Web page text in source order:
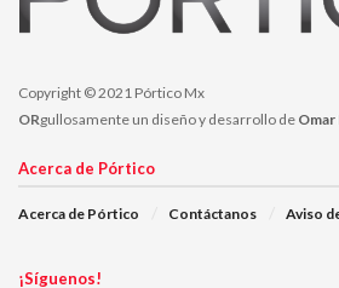
2024
Temas: Lo Mas Destacado
Copyright © 2021 Pórtico Mx
ORgullosamente un diseño y desarrollo de Omar
Acerca de Pórtico
Acerca de Pórtico Contáctanos Aviso
¡Síguenos!